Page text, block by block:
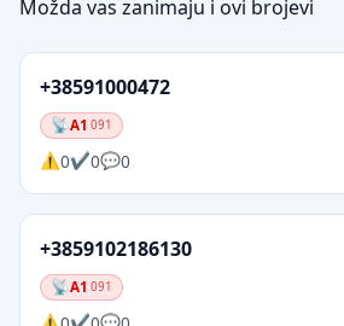
Možda vas zanimaju i ovi brojevi
+38591000472
A1 091
0 0 0
+3859102186130
A1 091